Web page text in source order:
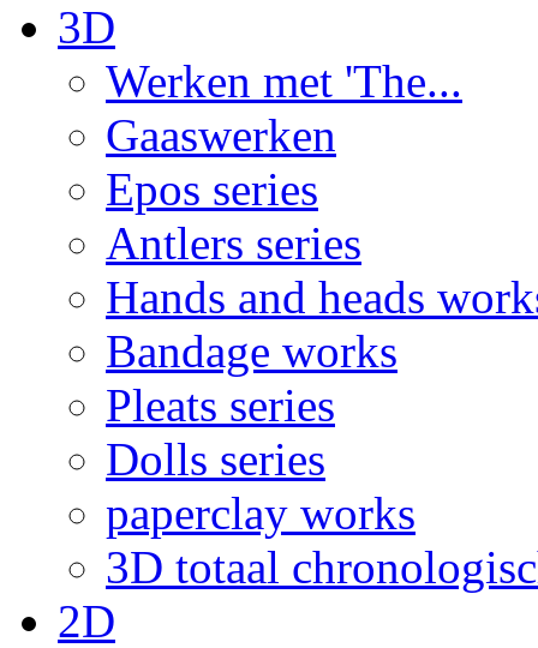
3D
Werken met 'The...
Gaaswerken
Epos series
Antlers series
Hands and heads
Bandage works
Pleats series
Dolls series
paperclay works
3D totaal
2D